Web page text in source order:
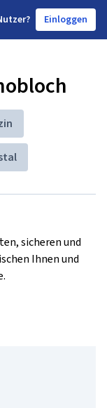
Einloggen
sicheren und
Ihnen und